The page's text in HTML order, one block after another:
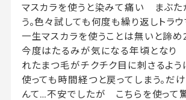
マスカラを使うと染みて痛い まぶた
う。色々試しても何度も繰り返しトラ
一生マスカラを使うことは無いと諦め
今度はたるみが気になる年頃となり
れたまつ毛がチクチク目に刺さるよう
使っても時間経つと戻ってしまう。だ
んて…不安でしたが こちらを使って